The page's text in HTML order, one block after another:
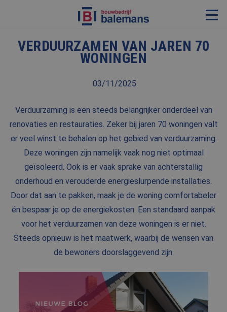
VERBOUWING & RENOVATIE
KOZIJNEN & TIMMERWERK
ADVIES
OVER ONS
PROJECTEN
REFERENTIES
NIEUWS
BLOG
FAQ
CONTACT
WERKEN BIJ BALEMANS
VERDUURZAMEN VAN JAREN 70
WONINGEN
03/11/2025
Verduurzaming is een steeds belangrijker onderdeel van
renovaties en restauraties. Zeker bij jaren 70 woningen valt
er veel winst te behalen op het gebied van verduurzaming.
Deze woningen zijn namelijk vaak nog niet optimaal
geïsoleerd. Ook is er vaak sprake van achterstallig
onderhoud en verouderde energieslurpende installaties.
Door dat aan te pakken, maak je de woning comfortabeler
én bespaar je op de energiekosten. Een standaard aanpak
voor het verduurzamen van deze woningen is er niet.
Steeds opnieuw is het maatwerk, waarbij de wensen van
de bewoners doorslaggevend zijn.